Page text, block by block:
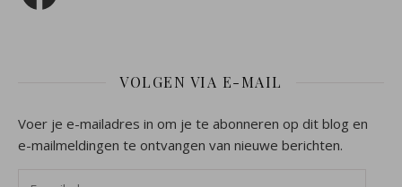
VOLGEN VIA E-MAIL
Voer je e-mailadres in om je te abonneren op dit blog en
e-mailmeldingen te ontvangen van nieuwe berichten.